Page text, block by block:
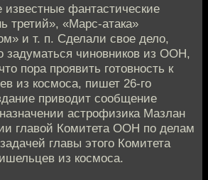
известные фантастические
третий», «Марс-атака»
и т. п. Сделали свое дело,
задуматься чиновников из ООН,
пора проявить готовность к
из космоса, пишет 26-го
приводит сообщение
астрофизика Мазлан
главой Комитета ООН по делам
главы этого Комитета
из космоса.